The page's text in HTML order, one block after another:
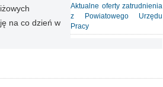
Aktualne oferty zatrudnienia
z Powiatowego Urzędu
Pracy
na co dzień w